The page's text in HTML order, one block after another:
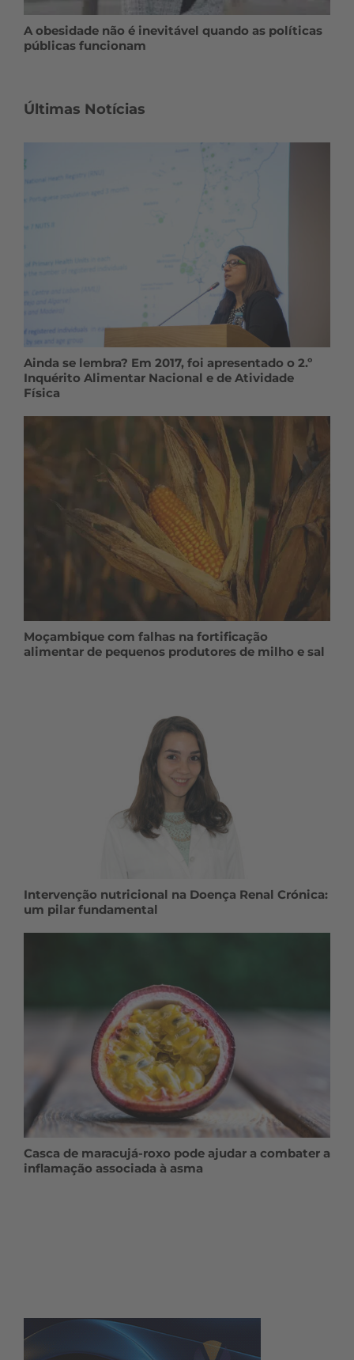
A obesidade não é inevitável quando as políticas
públicas funcionam
Últimas Notícias
Ainda se lembra? Em 2017, foi apresentado o 2.º
Inquérito Alimentar Nacional e de Atividade
Física
Moçambique com falhas na fortificação
alimentar de pequenos produtores de milho e sal
Intervenção nutricional na Doença Renal Crónica:
um pilar fundamental
Casca de maracujá-roxo pode ajudar a combater a
inflamação associada à asma